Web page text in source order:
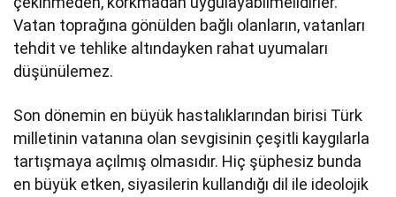
Vatan toprağına gönülden bağlı olanların, vatanları
tehdit ve tehlike altındayken rahat uyumaları
düşünülemez.
Son dönemin en büyük hastalıklarından birisi Türk
milletinin vatanına olan sevgisinin çeşitli kaygılarla
tartışmaya açılmış olmasıdır. Hiç şüphesiz bunda
en büyük etken, siyasilerin kullandığı dil ile ideolojik